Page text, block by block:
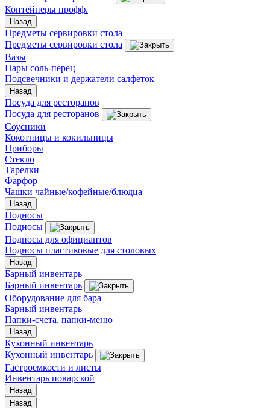
Контейнеры профф.
Назад
Предметы сервировки стола
Предметы сервировки стола
Вазы
Пары соль-перец
Подсвечники и держатели салфеток
Назад
Посуда для ресторанов
Посуда для ресторанов
Соусники
Кокотницы и кокильницы
Приборы
Стекло
Тарелки
Фарфор
Чашки чайные/кофейные/блюдца
Назад
Подносы
Подносы
Подносы для официантов
Подносы пластиковые для столовых
Назад
Барный инвентарь
Барный инвентарь
Оборудование для бара
Барный инвентарь
Папки-счета, папки-меню
Назад
Кухонный инвентарь
Кухонный инвентарь
Гастроемкости и листы
Инвентарь поварской
Назад
Назад